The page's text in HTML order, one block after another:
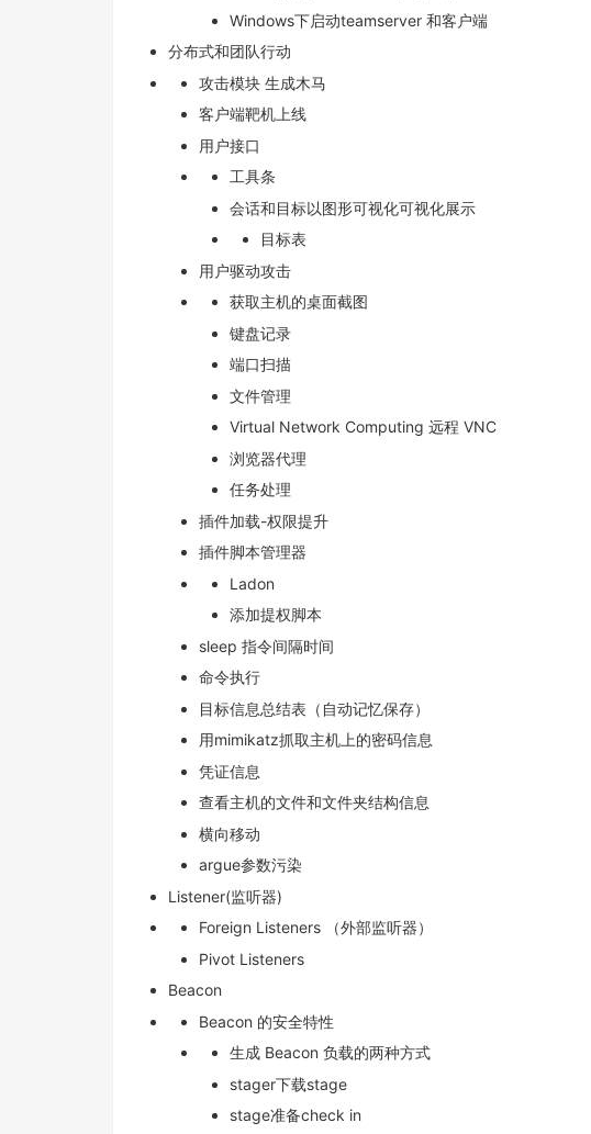
Windows下启动teamserver 和客户端
分布式和团队行动
攻击模块 生成木马
客户端靶机上线
用户接口
工具条
会话和目标以图形可视化可视化展示
目标表
用户驱动攻击
获取主机的桌面截图
键盘记录
端口扫描
文件管理
Virtual Network Computing 远程 VNC
浏览器代理
任务处理
插件加载-权限提升
插件脚本管理器
Ladon
添加提权脚本
sleep 指令间隔时间
命令执行
目标信息总结表（自动记忆保存）
用mimikatz抓取主机上的密码信息
凭证信息
查看主机的文件和文件夹结构信息
横向移动
argue参数污染
Listener(监听器)
Foreign Listeners （外部监听器）
Pivot Listeners
Beacon
Beacon 的安全特性
生成 Beacon 负载的两种方式
stager下载stage
stage准备check in